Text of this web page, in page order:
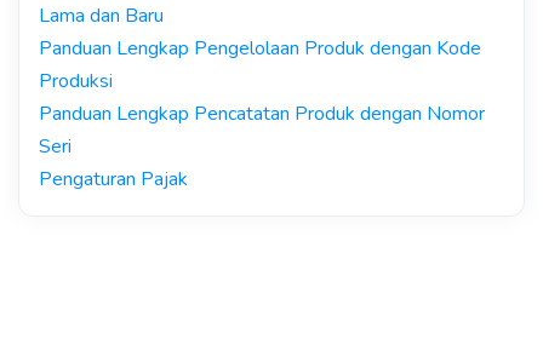
Lama dan Baru
Panduan Lengkap Pengelolaan Produk dengan Kode
Produksi
Panduan Lengkap Pencatatan Produk dengan Nomor
Seri
Pengaturan Pajak